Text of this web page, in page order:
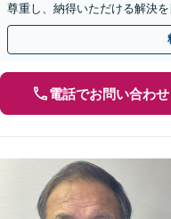
尊重し、納得いただける解決
【お子さま連れの相談可】
電話でお問い合わせ